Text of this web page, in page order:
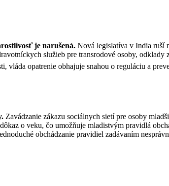
je narušená. Nová legislatíva v India ruší
služieb pre transrodové osoby,
opatrenie obhajuje snahou o reguláciu a
Zavádzanie zákazu sociálnych sietí pre osoby
o veku, čo umožňuje mladistvým pravidlá
obchádzanie pravidiel zadávaním